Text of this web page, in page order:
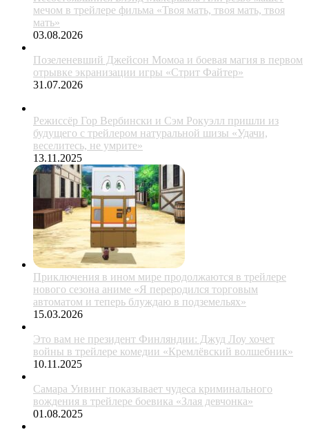
мечом в трейлере фильма «Твоя мать, твоя мать, твоя
мать»
03.08.2026
Позеленевший Джейсон Момоа и боевая магия в первом
отрывке экранизации игры «Стрит Файтер»
31.07.2026
Режиссёр Гор Вербински и Сэм Рокуэлл пришли из
будущего с трейлером натуральной шизы «Удачи,
веселитесь, не умрите»
13.11.2025
Приключения в ином мире продолжаются в трейлере
нового сезона аниме «Я переродился торговым
автоматом и теперь блуждаю в подземельях»
15.03.2026
Это вам не президент Финляндии: Джуд Лоу хочет
войны в трейлере комедии «Кремлёвский волшебник»
10.11.2025
Самара Уивинг показывает чудеса криминального
вождения в трейлере боевика «Злая девчонка»
01.08.2025